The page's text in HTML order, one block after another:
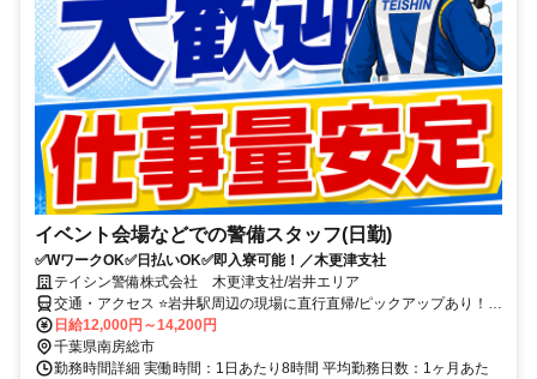
イベント会場などでの警備スタッフ(日勤)
✅WワークOK✅日払いOK✅即入寮可能！／木更津支社
テイシン警備株式会社 木更津支社/岩井エリア
交通・アクセス ⭐岩井駅周辺の現場に直行直帰/ピックアップあり！移
動の心配は不要です♪
日給12,000円～14,200円
千葉県南房総市
勤務時間詳細 実働時間：1日あたり8時間 平均勤務日数：1ヶ月あた